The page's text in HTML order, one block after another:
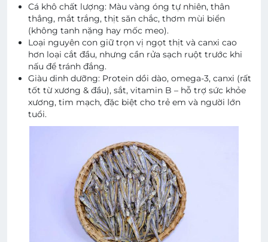
Cá khô chất lượng: Màu vàng óng tự nhiên, thân
thẳng, mắt trắng, thịt săn chắc, thơm mùi biển
(không tanh nặng hay mốc meo).
Loại nguyên con giữ trọn vị ngọt thịt và canxi cao
hơn loại cắt đầu, nhưng cần rửa sạch ruột trước khi
nấu để tránh đắng.
Giàu dinh dưỡng: Protein dồi dào, omega-3, canxi (rất
tốt từ xương & đầu), sắt, vitamin B – hỗ trợ sức khỏe
xương, tim mạch, đặc biệt cho trẻ em và người lớn
tuổi.